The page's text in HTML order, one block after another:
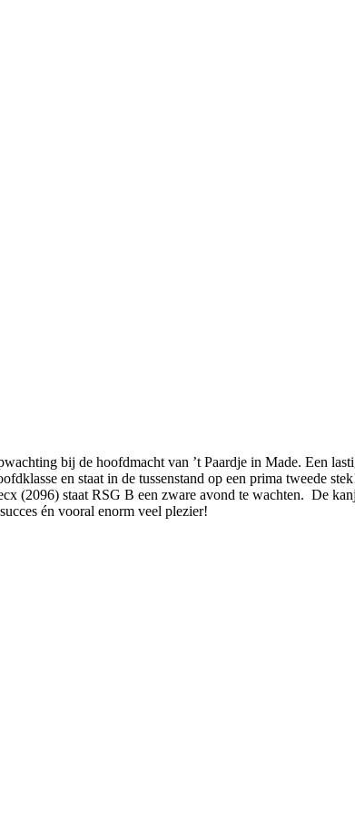
bij de hoofdmacht van ’t Paardje in Made. Een
en staat in de tussenstand op een prima tweede
(2096) staat RSG B een zware avond te wachten. De
én vooral enorm veel plezier!